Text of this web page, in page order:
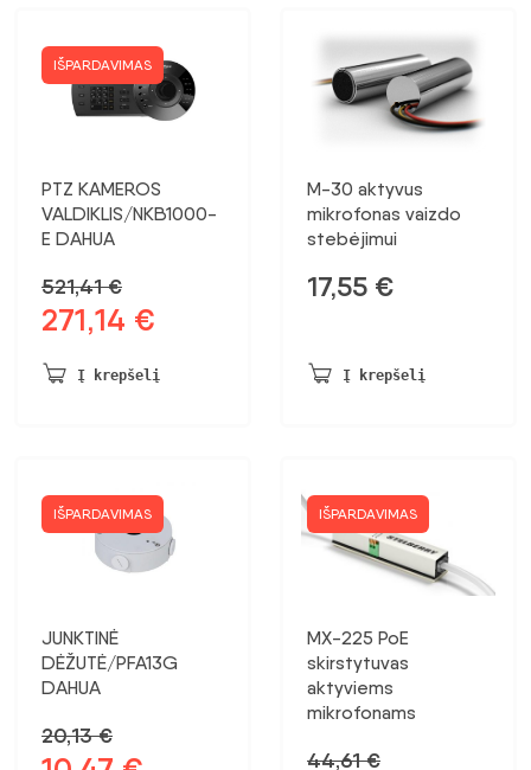
IŠPARDAVIMAS
PTZ KAMEROS
VALDIKLIS/NKB1000-
E DAHUA
521,41€
Pradinė
buvo:
271,14 €
271,14 €.
Į krepšelį
M-30 aktyvus
mikrofonas vaizdo
stebėjimui
17,55 €
Į krepšelį
IŠPARDAVIMAS
JUNKTINĖ
DĖŽUTĖ/PFA13G
DAHUA
20,13€
IŠPARDAVIMAS
MX-225 PoE
skirstytuvas
aktyviems
mikrofonams
44,61€